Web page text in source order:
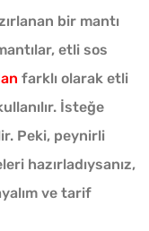
bir mantı
etli sos
farklı olarak etli
İsteğe
Peki, peynirli
hazırladıysanız,
ve tarif